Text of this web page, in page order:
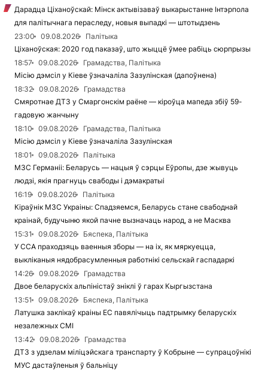
Дарадца Ціханоўскай: Мінск актывізаваў выкарыстанне Інтэрпола
для палітычнага пераследу, новыя выпадкі — штотыдзень
23:00
09.08.2026
Палітыка
Ціханоўская: 2020 год паказаў, што жыццё ўмее рабіць сюрпрызы
18:57
09.08.2026
Грамадства, Палітыка
Місію дэмсіл у Кіеве ўзначаліла Зазулінская (дапоўнена)
18:32
09.08.2026
Грамадства
Смяротнае ДТЗ у Смаргонскім раёне — кіроўца мапеда збіў 59-
гадовую жанчыну
18:10
09.08.2026
Грамадства, Палітыка
Місію дэмсіл у Кіеве ўзначаліла Зазулінская
18:01
09.08.2026
Палітыка
МЗС Германіі: Беларусь — нацыя ў сэрцы Еўропы, дзе жывуць
людзі, якія прагнуць свабоды і дэмакратыі
16:19
09.08.2026
Палітыка
Кіраўнік МЗС Украіны: Спадзяемся, Беларусь стане свабоднай
краінай, будучыню якой пачне вызначаць народ, а не Масква
15:31
09.08.2026
Бяспека, Палітыка
У ССА праходзяць ваенныя зборы — на іх, як мяркуецца,
выкліканыя нядобрасумленныя работнікі сельскай гаспадаркі
14:26
09.08.2026
Грамадства
Двое беларускіх альпіністаў зніклі ў гарах Кыргызстана
13:51
09.08.2026
Бяспека, Палітыка
Латушка заклікаў краіны ЕС павялічыць падтрымку беларускіх
незалежных СМІ
13:42
09.08.2026
Грамадства
ДТЗ з удзелам міліцэйскага транспарту ў Кобрыне — супрацоўнікі
МУС дастаўленыя ў бальніцу